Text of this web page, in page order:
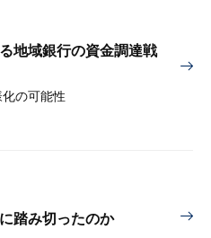
地域銀行の資金調達戦
の可能性
踏み切ったのか